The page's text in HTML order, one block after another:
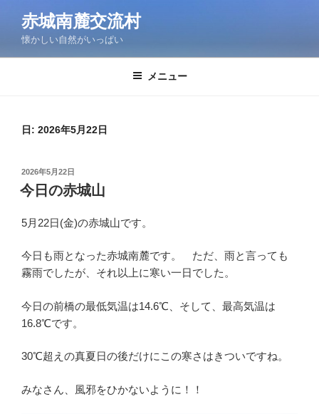
ン
赤城南麓交流村
懐かしい自然がいっぱい
メニュー
日: 2026年5月22日
投
稿
日:
2026年5月22日
今日の赤城山
5月22日(金)の赤城山です。
今日も雨となった赤城南麓です。 ただ、雨と言っても
霧雨でしたが、それ以上に寒い一日でした。
今日の前橋の最低気温は14.6℃、そして、最高気温は
16.8℃です。
30℃超えの真夏日の後だけにこの寒さはきついですね。
みなさん、風邪をひかないように！！